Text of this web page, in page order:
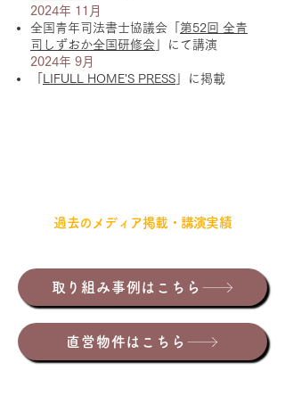
2024年 11月
全国青年司法書士協議会「 第52回 全青
司しずおか全国研修会 」にて講演
2024年 9月
LIFULL HOME'S PRESS 」に掲載
過去のメディア掲載・講演実績
取り組み事例はこちら
直営物件はこちら